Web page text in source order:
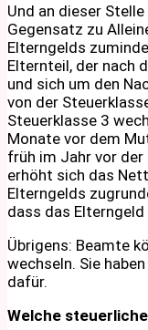
Und an dieser
Gegensatz zu
Elterngelds
Elternteil, der nach
und sich um den
von der
Steuerklasse 3
Monate vor dem
früh im Jahr vor der
erhöht sich das
Elterngelds
dass das
Übrigens: Beamte
wechseln. Sie
dafür.
Welche